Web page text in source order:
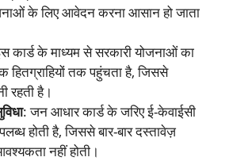
के लिए आवेदन करना आसान हो जाता
कार्ड के माध्यम से सरकारी योजनाओं का
हितग्राहियों तक पहुंचता है, जिससे
रहती है।
: जन आधार कार्ड के जरिए ई-केवाईसी
होती है, जिससे बार-बार दस्तावेज़
नहीं होती।